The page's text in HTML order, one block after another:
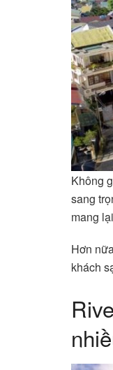
Không
sang
mang
Hơn
khách